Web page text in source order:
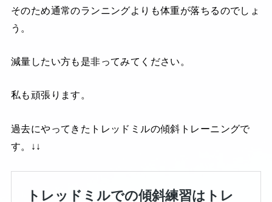
そのため通常のランニングよりも体重が落ちるのでしょ
う。
減量したい方も是非ってみてください。
私も頑張ります。
過去にやってきたトレッドミルの傾斜トレーニングで
す。↓↓